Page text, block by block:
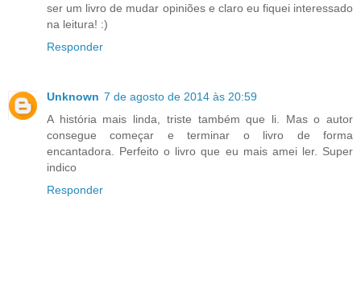
ser um livro de mudar opiniões e claro eu fiquei interessado
na leitura! :)
Responder
Unknown 7 de agosto de 2014 às 20:59
A história mais linda, triste também que li. Mas o autor
consegue começar e terminar o livro de forma
encantadora. Perfeito o livro que eu mais amei ler. Super
indico
Responder